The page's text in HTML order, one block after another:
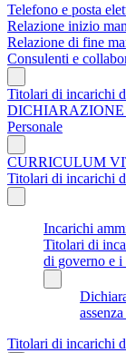
Telefono e posta
Relazione inizio
Relazione di fine
Consulenti e
Titolari di incarichi
DICHIARAZIONE
Personale
CURRICULUM
Titolari di incarichi
Incarichi
Titolari di
di governo e
Titolari di incarichi